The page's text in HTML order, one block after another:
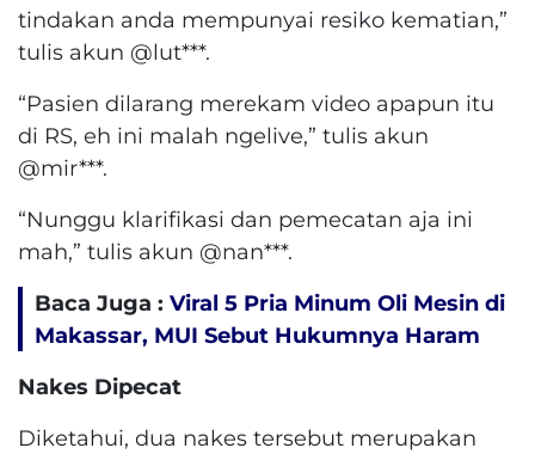
tindakan anda mempunyai resiko kematian,”
tulis akun @lut***.
“Pasien dilarang merekam video apapun itu
di RS, eh ini malah ngelive,” tulis akun
@mir***.
“Nunggu klarifikasi dan pemecatan aja ini
mah,” tulis akun @nan***.
Baca Juga : Viral 5 Pria Minum Oli Mesin di
Makassar, MUI Sebut Hukumnya Haram
Nakes Dipecat
Diketahui, dua nakes tersebut merupakan